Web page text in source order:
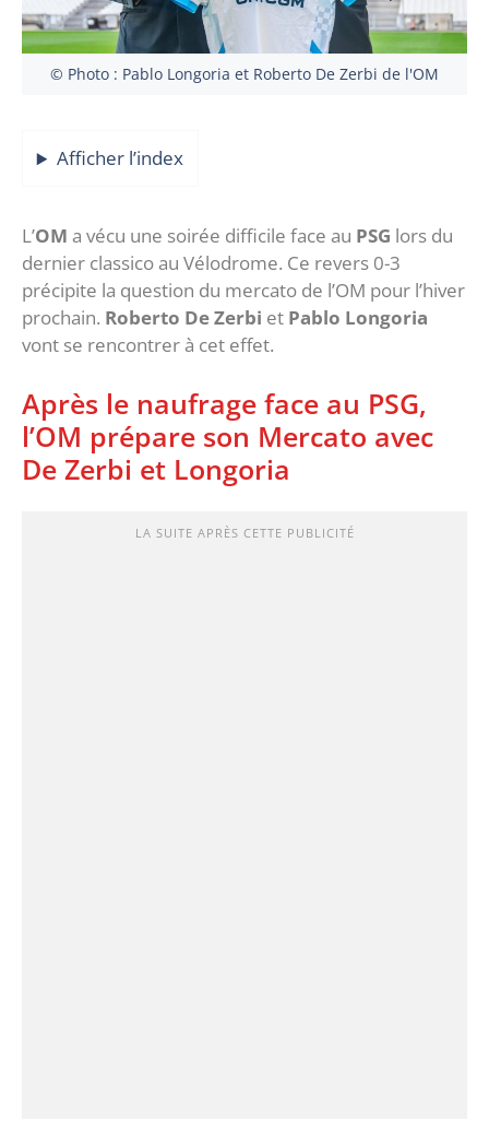
© Photo : Pablo Longoria et Roberto De Zerbi de l'OM
Afficher l’index
L’OM a vécu une soirée difficile face au PSG lors du
dernier classico au Vélodrome. Ce revers 0-3
précipite la question du mercato de l’OM pour l’hiver
prochain. Roberto De Zerbi et Pablo Longoria
vont se rencontrer à cet effet.
Après le naufrage face au PSG,
l’OM prépare son Mercato avec
De Zerbi et Longoria
LA SUITE APRÈS CETTE PUBLICITÉ